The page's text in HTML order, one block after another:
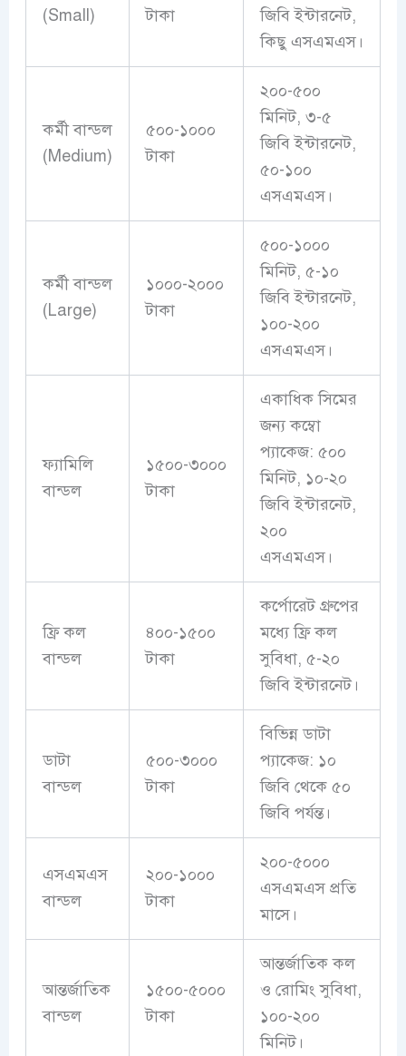
(Small)
টাকা
জিবি ইন্টারনেট,
কিছু এসএমএস।
কর্মী বান্ডল
(Medium)
৫০০-১০০০
টাকা
২০০-৫০০
মিনিট, ৩-৫
জিবি ইন্টারনেট,
৫০-১০০
এসএমএস।
কর্মী বান্ডল
(Large)
১০০০-২০০০
টাকা
৫০০-১০০০
মিনিট, ৫-১০
জিবি ইন্টারনেট,
১০০-২০০
এসএমএস।
ফ্যামিলি
বান্ডল
১৫০০-৩০০০
টাকা
একাধিক সিমের
জন্য কম্বো
প্যাকেজ: ৫০০
মিনিট, ১০-২০
জিবি ইন্টারনেট,
২০০
এসএমএস।
ফ্রি কল
বান্ডল
৪০০-১৫০০
টাকা
কর্পোরেট গ্রুপের
মধ্যে ফ্রি কল
সুবিধা, ৫-২০
জিবি ইন্টারনেট।
ডাটা
বান্ডল
৫০০-৩০০০
টাকা
বিভিন্ন ডাটা
প্যাকেজ: ১০
জিবি থেকে ৫০
জিবি পর্যন্ত।
এসএমএস
বান্ডল
২০০-১০০০
টাকা
২০০-৫০০০
এসএমএস প্রতি
মাসে।
আন্তর্জাতিক
বান্ডল
১৫০০-৫০০০
টাকা
আন্তর্জাতিক কল
ও রোমিং সুবিধা,
১০০-২০০
মিনিট।